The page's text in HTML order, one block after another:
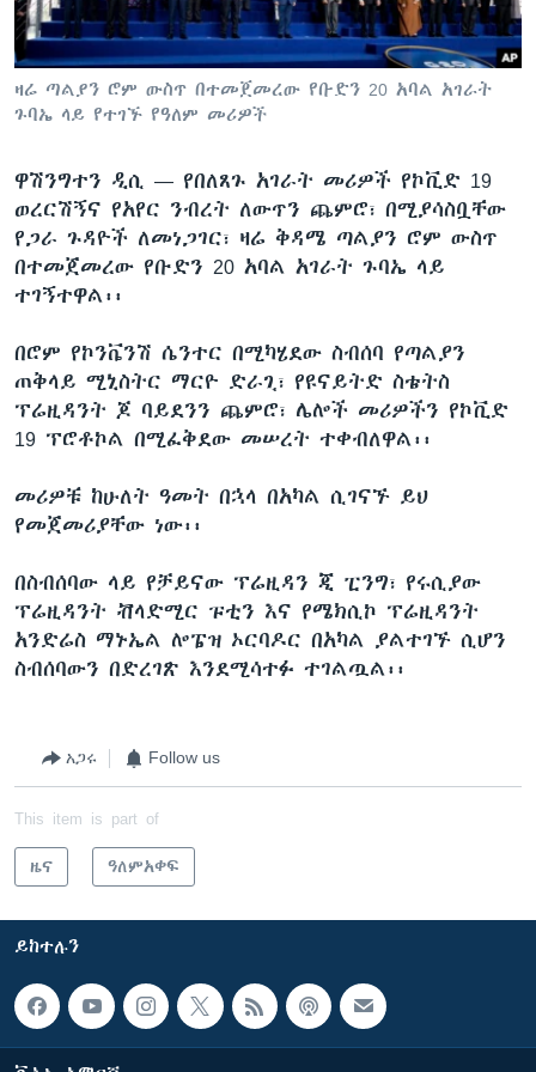
ቋንቋዎች
ዛሬ ጣልያን ሮም ውስጥ በተመጀመረው የቡድን 20 አባል አገራት
ጉባኤ ላይ የተገኙ የዓለም መሪዎች
ዋሽንግተን ዲሲ — የበለጸጉ አገራት መሪዎች የኮቪድ 19
ወረርሽኝና የአየር ንብረት ለውጥን ጨምሮ፣ በሚያሳስቧቸው
የጋራ ጉዳዮች ለመነጋገር፣ ዛሬ ቅዳሜ ጣልያን ሮም ውስጥ
በተመጀመረው የቡድን 20 አባል አገራት ጉባኤ ላይ
ተገኝተዋል፡፡
በሮም የኮንቬንሽ ሴንተር በሚካሄደው ስብሰባ የጣልያን
ጠቅላይ ሚኒስትር ማርዮ ድራጊ፣ የዩናይትድ ስቴትስ
ፕሬዚዳንት ጆ ባይደንን ጨምሮ፣ ሌሎች መሪዎችን የኮቪድ
19 ፕሮቶኮል በሚፈቅደው መሠረት ተቀብለዋል፡፡
መሪዎቹ ከሁለት ዓመት በኋላ በአካል ሲገናኙ ይህ
የመጀመሪያቸው ነው፡፡
በስብሰባው ላይ የቻይናው ፕሬዚዳን ጂ ፒንግ፣ የሩሲያው
ፕሬዚዳንት ቭላድሚር ፑቲን እና የሜክሲኮ ፕሬዚዳንት
አንድሬስ ማኑኤል ሎፔዝ ኦርባዶር በአካል ያልተገኙ ሲሆን
ስብሰባውን በድረገጽ እንደሚሳተፉ ተገልጧል፡፡
አጋሩ Follow us
This item is part of
ዜና ዓለምአቀፍ
ይከተሉን